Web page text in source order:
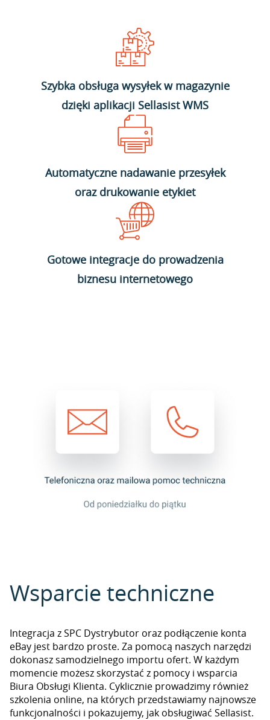
Szybka obsługa wysyłek w magazynie
dzięki aplikacji Sellasist WMS
Automatyczne nadawanie przesyłek
oraz drukowanie etykiet
Gotowe integracje do prowadzenia
biznesu internetowego
Wsparcie techniczne
Integracja z SPC Dystrybutor oraz podłączenie konta
eBay jest bardzo proste. Za pomocą naszych narzędzi
dokonasz samodzielnego importu ofert. W każdym
momencie możesz skorzystać z pomocy i wsparcia
Biura Obsługi Klienta. Cyklicznie prowadzimy również
szkolenia online, na których przedstawiamy najnowsze
funkcjonalności i pokazujemy, jak obsługiwać Sellasist.